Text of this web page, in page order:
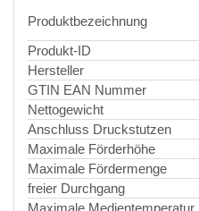
Produktbezeichnung
Produkt-ID
Hersteller
GTIN EAN Nummer
Nettogewicht
Anschluss Druckstutzen
Maximale Förderhöhe
Maximale Fördermenge
freier Durchgang
Maximale Medientemperatur